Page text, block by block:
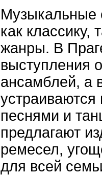
Музыкальные
как классику,
жанры. В
выступления
ансамблей, а
песнями и
предлагают
ремесел,
для всей